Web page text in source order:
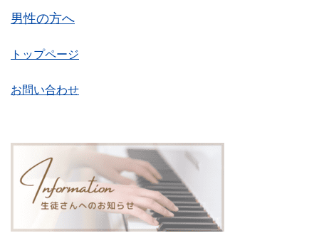
男性の方へ
トップページ
お問い合わせ